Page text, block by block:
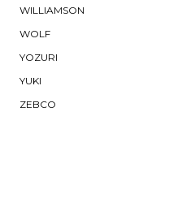
WILLIAMSON
WOLF
YOZURI
YUKI
ZEBCO